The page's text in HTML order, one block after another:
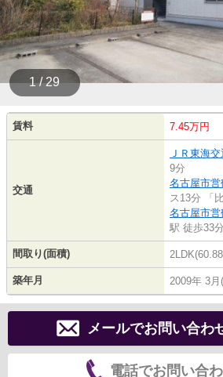
1 / 29
賃料 7.45万円
交通
ＪＲ東海
9分
名古屋市営
ス13分 「
名古屋市営
駅 徒歩33分
間取り(面積)
築年月 2009年 3月
メールでお問い合わ
電話でお問い合